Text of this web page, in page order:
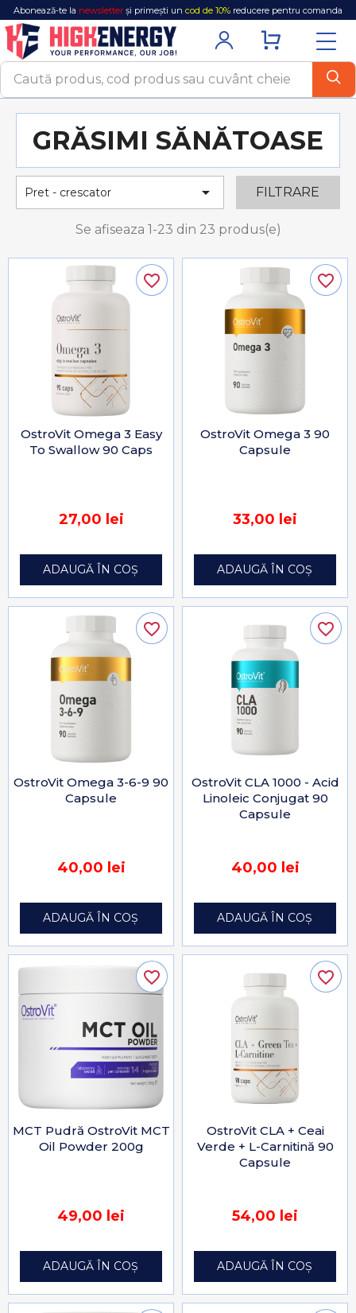
Abonează-te la newsletter și primești un cod de 10% reducere pentru comanda
ta!
GRĂSIMI SĂNĂTOASE
Pret - crescator  FILTRARE
Se afiseaza 1-23 din 23 produs(e)
OstroVit Omega 3 Easy
To Swallow 90 Caps
27,00 lei
ADAUGĂ ÎN COȘ
favorite_border
OstroVit Omega 3 90
Capsule
33,00 lei
ADAUGĂ ÎN COȘ
favorite_border
OstroVit Omega 3-6-9 90
Capsule
40,00 lei
ADAUGĂ ÎN COȘ
favorite_border
OstroVit CLA 1000 - Acid
Linoleic Conjugat 90
Capsule
40,00 lei
ADAUGĂ ÎN COȘ
favorite_border
MCT Pudră OstroVit MCT
Oil Powder 200g
49,00 lei
ADAUGĂ ÎN COȘ
favorite_border
OstroVit CLA + Ceai
Verde + L-Carnitină 90
Capsule
54,00 lei
ADAUGĂ ÎN COȘ
favorite_border